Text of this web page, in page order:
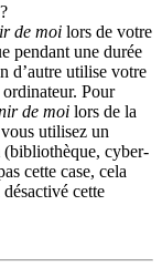
de moi lors de votre
pendant une durée
d’autre utilise votre
Pour
de moi lors de la
utilisez un
cyber-
cette case, cela
cette